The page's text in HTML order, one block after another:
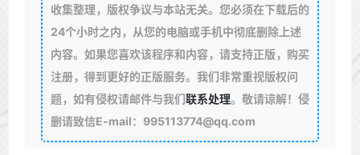
收集整理，版权争议与本站无关。您必须在下载后的
24个小时之内，从您的电脑或手机中彻底删除上述
内容。如果您喜欢该程序和内容，请支持正版，购买
注册，得到更好的正版服务。我们非常重视版权问
题，如有侵权请邮件与我们联系处理。敬请谅解！侵
删请致信E-mail：995113774@qq.com